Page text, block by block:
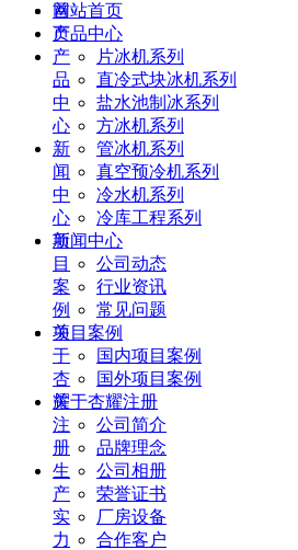
首
页
产
品
中
心
新
闻
中
心
项
目
案
例
关
于
杏
耀
注
册
生
产
实
力
网站首页
产品中心
片冰机系列
直冷式块冰机系列
盐水池制冰系列
方冰机系列
管冰机系列
真空预冷机系列
冷水机系列
冷库工程系列
新闻中心
公司动态
行业资讯
常见问题
项目案例
国内项目案例
国外项目案例
关于杏耀注册
公司简介
品牌理念
公司相册
荣誉证书
厂房设备
合作客户